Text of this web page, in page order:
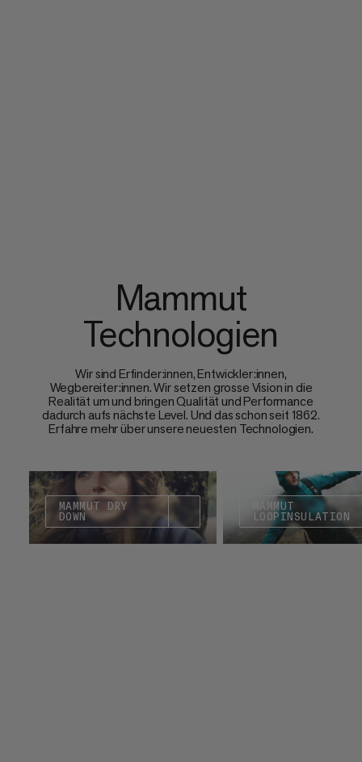
Mammut
Technologien
Wir sind Erfinder:innen, Entwickler:innen,
Wegbereiter:innen. Wir setzen grosse Vision in die
Realität um und bringen Qualität und Performance
dadurch aufs nächste Level. Und das schon seit 1862.
Erfahre mehr über unsere neuesten Technologien.
MAMMUT DRY
DOWN
MAMMUT
LOOPINSULATION